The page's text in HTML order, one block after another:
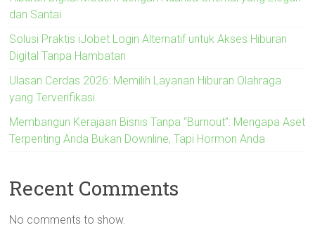
dan Santai
Solusi Praktis iJobet Login Alternatif untuk Akses Hiburan
Digital Tanpa Hambatan
Ulasan Cerdas 2026: Memilih Layanan Hiburan Olahraga
yang Terverifikasi
Membangun Kerajaan Bisnis Tanpa “Burnout”: Mengapa Aset
Terpenting Anda Bukan Downline, Tapi Hormon Anda
Recent Comments
No comments to show.